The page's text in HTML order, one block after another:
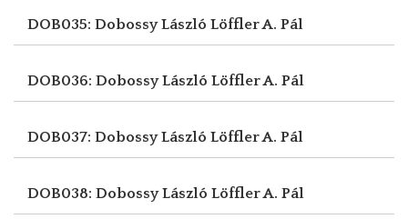
DOB035: Dobossy László Löffler A. Pál
DOB036: Dobossy László Löffler A. Pál
DOB037: Dobossy László Löffler A. Pál
DOB038: Dobossy László Löffler A. Pál